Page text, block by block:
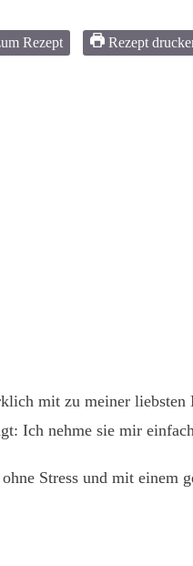
Rezept Rezept
mit zu meiner liebsten
Ich nehme sie mir
Stress und mit einem